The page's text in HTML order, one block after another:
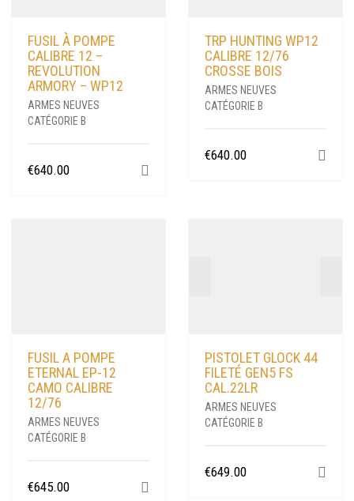
FUSIL À POMPE
CALIBRE 12 –
REVOLUTION
ARMORY – WP12
ARMES NEUVES
CATÉGORIE B
€640.00
TRP HUNTING WP12
CALIBRE 12/76
CROSSE BOIS
ARMES NEUVES
CATÉGORIE B
€640.00
FUSIL A POMPE
ETERNAL EP-12
CAMO CALIBRE
12/76
ARMES NEUVES
CATÉGORIE B
€645.00
PISTOLET GLOCK 44
FILETÉ GEN5 FS
CAL.22LR
ARMES NEUVES
CATÉGORIE B
€649.00